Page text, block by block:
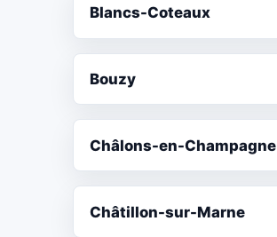
Blancs-Coteaux
Bouzy
Châlons-en-Champagne
Châtillon-sur-Marne